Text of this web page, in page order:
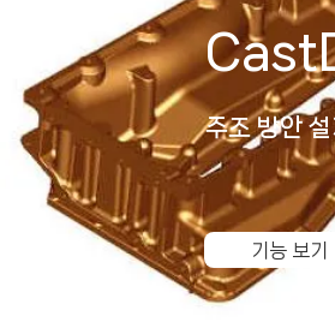
기능 보기
주조 방안